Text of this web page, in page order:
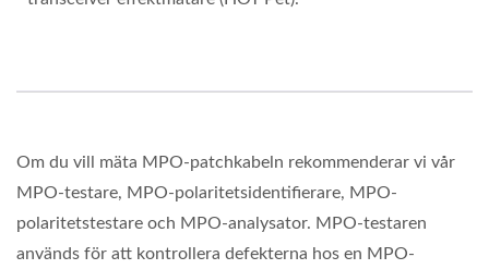
Om du vill mäta MPO-patchkabeln rekommenderar vi vår
MPO-testare, MPO-polaritetsidentifierare, MPO-
polaritetstestare och MPO-analysator. MPO-testaren
används för att kontrollera defekterna hos en MPO-